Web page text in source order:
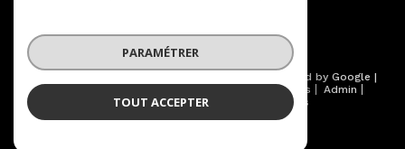
© 2026 | Tous droits réservés | Traduction powered by Google |
Mentions légales
Admin
Partenaires
Politique RGPD Cookies
PARAMÉTRER
TOUT ACCEPTER